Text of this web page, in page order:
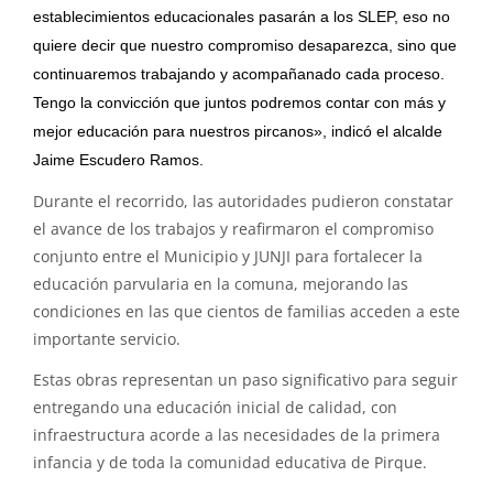
establecimientos educacionales pasarán a los SLEP, eso no
quiere decir que nuestro compromiso desaparezca, sino que
continuaremos trabajando y acompañanado cada proceso.
Tengo la convicción que juntos podremos contar con más y
mejor educación para nuestros pircanos», indicó el alcalde
Jaime Escudero Ramos.
Durante el recorrido, las autoridades pudieron constatar
el avance de los trabajos y reafirmaron el compromiso
conjunto entre el Municipio y JUNJI para fortalecer la
educación parvularia en la comuna, mejorando las
condiciones en las que cientos de familias acceden a este
importante servicio.
Estas obras representan un paso significativo para seguir
entregando una educación inicial de calidad, con
infraestructura acorde a las necesidades de la primera
infancia y de toda la comunidad educativa de Pirque.